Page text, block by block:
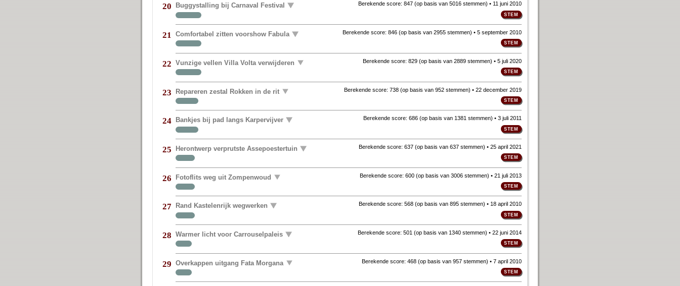
20 Buggystalling bij Carnaval Festival Berekende score: 847(op basis van 5016 stemmen) • 11 juni 2010
21 Comfortabel zitten voorshow Fabula Berekende score: 846(op basis van 2955 stemmen) • 5 september 2010
22 Vunzige vellen Villa Volta verwijderen Berekende score: 829(op basis van 2889 stemmen) • 5 juli 2020
23 Repareren zestal Rokken in de rit Berekende score: 738(op basis van 952 stemmen) • 22 december 2019
24 Bankjes bij pad langs Karpervijver Berekende score: 686(op basis van 1381 stemmen) • 3 juli 2011
25 Herontwerp verprutste Assepoestertuin Berekende score: 637(op basis van 637 stemmen) • 25 april 2021
26 Fotoflits weg uit Zompenwoud Berekende score: 600(op basis van 3006 stemmen) • 21 juli 2013
27 Rand Kastelenrijk wegwerken Berekende score: 568(op basis van 895 stemmen) • 18 april 2010
28 Warmer licht voor Carrouselpaleis Berekende score: 501 (op basis van 1340 stemmen) • 22 juni 2014
29 Overkappen uitgang Fata Morgana Berekende score: 468(op basis van 957 stemmen) • 7 april 2010